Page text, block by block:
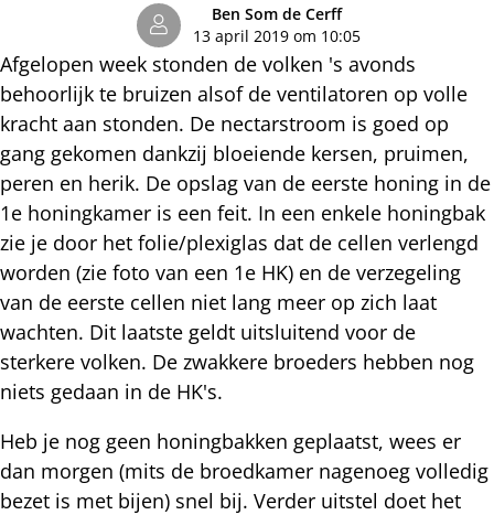
Ben Som de Cerff
13 april 2019 om 10:05
Afgelopen week stonden de volken 's avonds
behoorlijk te bruizen alsof de ventilatoren op volle
kracht aan stonden. De nectarstroom is goed op
gang gekomen dankzij bloeiende kersen, pruimen,
peren en herik. De opslag van de eerste honing in de
1e honingkamer is een feit. In een enkele honingbak
zie je door het folie/plexiglas dat de cellen verlengd
worden (zie foto van een 1e HK) en de verzegeling
van de eerste cellen niet lang meer op zich laat
wachten. Dit laatste geldt uitsluitend voor de
sterkere volken. De zwakkere broeders hebben nog
niets gedaan in de HK's.
Heb je nog geen honingbakken geplaatst, wees er
dan morgen (mits de broedkamer nagenoeg volledig
bezet is met bijen) snel bij. Verder uitstel doet het